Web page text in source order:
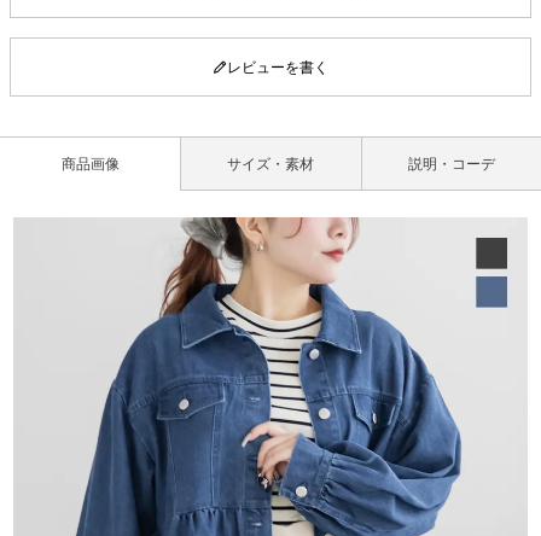
レビューを書く
商品画像 サイズ・素材 説明・コーデ